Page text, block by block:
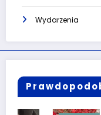
Wydarzenia